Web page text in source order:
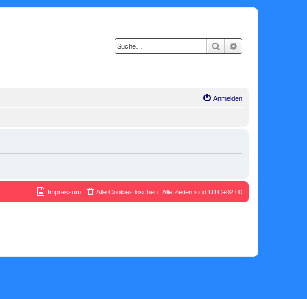
Suche
Anmelden
Alle Zeiten sind UTC+02:00
Alle Cookies löschen
Impressum